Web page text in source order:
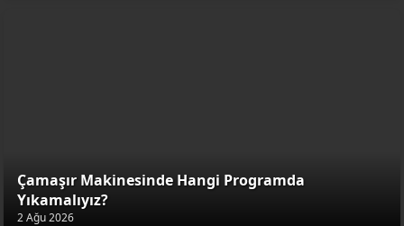
Çamaşır Makinesinde Hangi Programda
Yıkamalıyız?
2 Ağu 2026